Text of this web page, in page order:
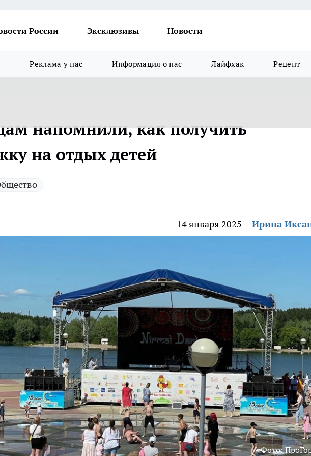
России Эксклюзивы Новости
Реклама у нас Информация о нас Лайфхак Рецепт
напомнили, как получить
на отдых детей
14 января 2025 Ирина
Фото: